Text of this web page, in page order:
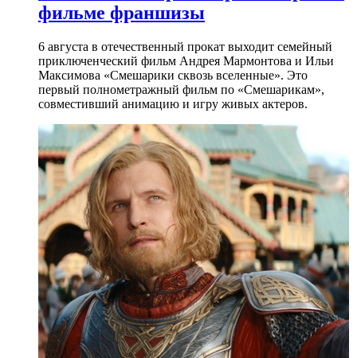
фильме франшизы
6 августа в отечественный прокат выходит семейный
приключенческий фильм Андрея Мармонтова и Ильи
Максимова «Смешарики сквозь вселенные». Это
первый полнометражный фильм по «Смешарикам»,
совместивший анимацию и игру живых актеров.